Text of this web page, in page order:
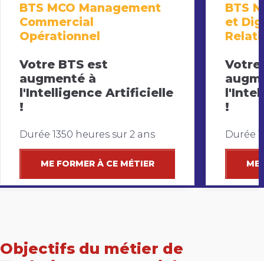
BTS MCO Management
Commercial
Opérationnel
Votre BTS est
augmenté à
l'Intelligence Artificielle
!
Durée 1350 heures sur 2 ans
ME FORMER À CE MÉTIER
BTS
et
Votre
!
Durée
ME
Objectifs du métier de